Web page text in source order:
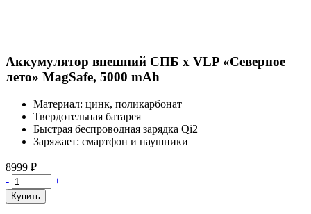
Аккумулятор внешний СПБ х VLP «Северное
лето» MagSafe, 5000 mAh
Материал: цинк, поликарбонат
Твердотельная батарея
Быстрая беспроводная зарядка Qi2
Заряжает: смартфон и наушники
8999 ₽
Количество
- +
Купить